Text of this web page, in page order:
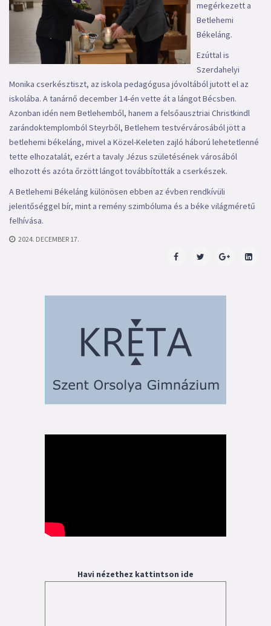
megérkezett a
Betlehemi
Békeláng.
Ezúttal is
Szerdahelyi
Monika cserkésztiszt, az iskola pedagógusa jóvoltából jutott el az
iskolába. A tanárnő december 14-én vette át a lángot Bécsben.
Azonban idén nem Betlehemből, hanem a felsőausztriai Christkindl
zarándoktemplomból Steyrből, Betlehem testvérvárosából jött a
betlehemi békeláng, mivel a Közel-Keleten zajló háború lehetetlenné
tette elhozatalát, ezért a tavaly Jézus születésének városából
elhozott és azóta őrzött lángot továbbították a cserkészek.
A Betlehemi Békeláng különösen ebben az évben rendkívüli
jelentőséggel bír, mint a remény szimbóluma és a béke világméretű
felhívása.
2024. DECEMBER 17.
Havi nézethez kattintson ide